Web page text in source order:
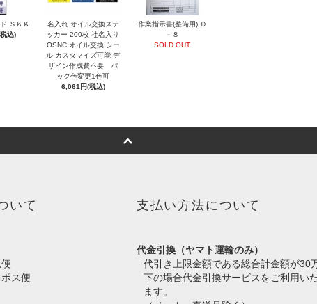
ＳＫＫ
込)
名入れ オイル交換ステ
ッカー 200枚 社名入り
OSNC オイル交換 シー
ル カスタマイズ可能 デ
ザイン作成費不要 バ
ック色変更1色可
6,061円(税込)
作業指示書(整備用) Ｄ
－８
SOLD OUT
いて
ス便
支払い方法について
代金引換（ヤマト運輸のみ）
代引き上限金額である総合計金額が30
下の場合代金引換サービスをご利用い
ます。